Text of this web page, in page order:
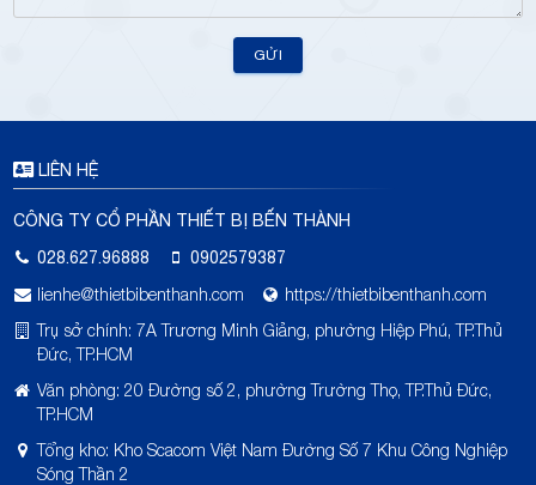
GỬI
LIÊN HỆ
CÔNG TY CỔ PHẦN THIẾT BỊ BẾN THÀNH
028.627.96888
0902579387
lienhe@thietbibenthanh.com
https://thietbibenthanh.com
Trụ sở chính: 7A Trương Minh Giảng, phường Hiệp Phú, TP.Thủ
Đức, TP.HCM
Văn phòng: 20 Đường số 2, phường Trường Thọ, TP.Thủ Đức,
TP.HCM
Tổng kho: Kho Scacom Việt Nam Đường Số 7 Khu Công Nghiệp
Sóng Thần 2